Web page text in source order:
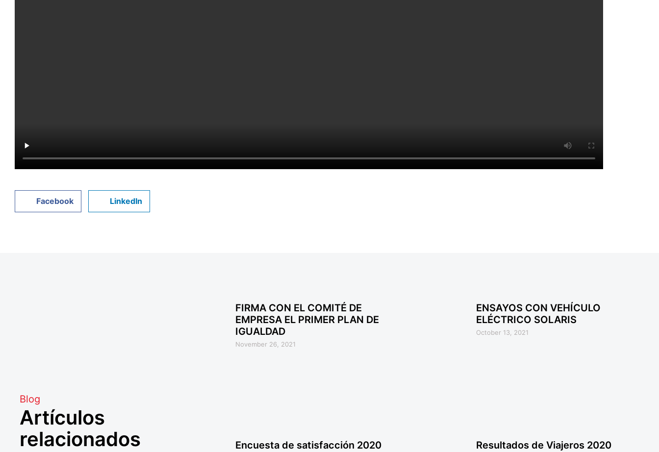
Facebook LinkedIn
Blog
Artículos
relacionados
FIRMA CON EL COMITÉ DE
EMPRESA EL PRIMER PLAN DE
IGUALDAD
November 26, 2021
ENSAYOS CON VEHÍCULO
ELÉCTRICO SOLARIS
October 13, 2021
Encuesta de satisfacción 2020 Resultados de Viajeros 2020